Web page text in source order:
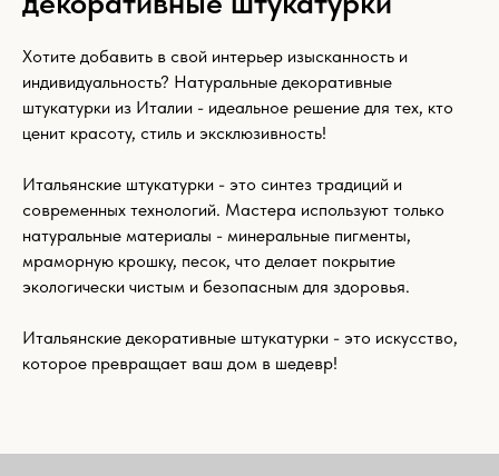
Хотите добавить в свой интерьер изысканность и
индивидуальность? Натуральные декоративные
штукатурки из Италии - идеальное решение для тех, кто
ценит красоту, стиль и эксклюзивность!
Итальянские штукатурки - это синтез традиций и
современных технологий. Мастера используют только
натуральные материалы - минеральные пигменты,
мраморную крошку, песок, что делает покрытие
экологически чистым и безопасным для здоровья.
Итальянские декоративные штукатурки - это искусство,
которое превращает ваш дом в шедевр!